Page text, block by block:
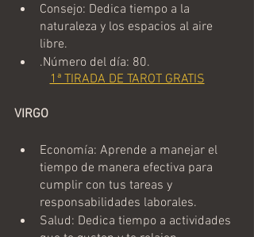
Consejo: Dedica tiempo a la
naturaleza y los espacios al aire
libre.
.Número del día: 80.
1ª TIRADA DE TAROT GRATIS
VIRGO
Economía: Aprende a manejar el
tiempo de manera efectiva para
cumplir con tus tareas y
responsabilidades laborales.
Salud: Dedica tiempo a actividades